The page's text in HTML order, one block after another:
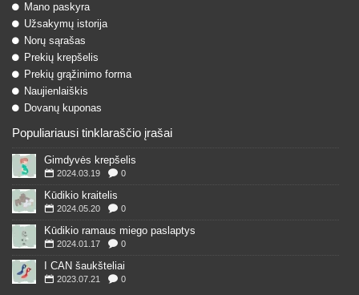
Mano paskyra
Užsakymų istorija
Norų sąrašas
Prekių krepšelis
Prekių grąžinimo forma
Naujienlaiškis
Dovanų kuponas
Populiariausi tinklaraščio įrašai
Gimdyvės krepšelis
2024.03.19 0
Kūdikio kraitelis
2024.05.20 0
Kūdikio ramaus miego paslaptys
2024.01.17 0
I CAN šaukšteliai
2023.07.21 0